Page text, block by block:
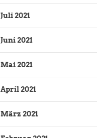
Juli 2021
Juni 2021
Mai 2021
April 2021
März 2021